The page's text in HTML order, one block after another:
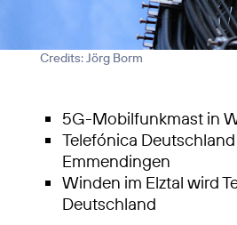
Credits: Jörg Borm
5G-Mobilfunkmast in
Telefónica
Emmendingen
Winden im Elztal wird
Deutschland